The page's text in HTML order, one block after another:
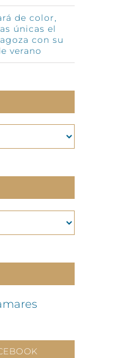
de color,
únicas el
con su
verano